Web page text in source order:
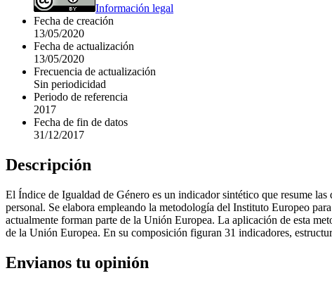
Información legal
Fecha de creación
13/05/2020
Fecha de actualización
13/05/2020
Frecuencia de actualización
Sin periodicidad
Periodo de referencia
2017
Fecha de fin de datos
31/12/2017
Descripción
El Índice de Igualdad de Género es un indicador sintético que resume
personal. Se elabora empleando la metodología del Instituto Europeo
actualmente forman parte de la Unión Europea. La aplicación de esta
de la Unión Europea. En su composición figuran 31 indicadores,
Envianos tu opinión